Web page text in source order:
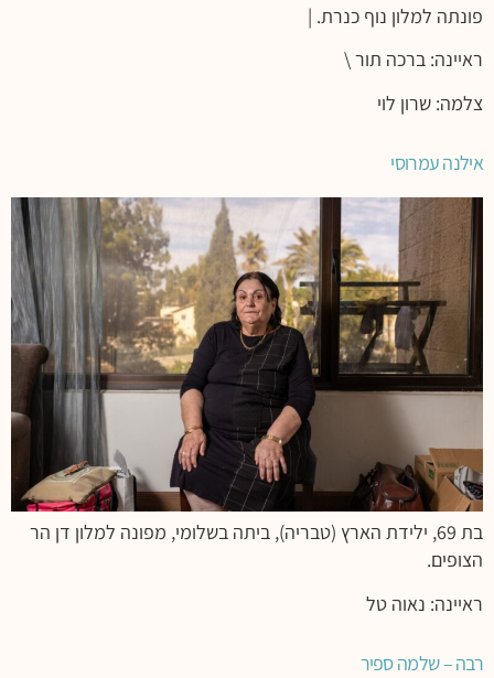
פונתה למלון נוף כנרת. |
ראיינה: ברכה תור \
צלמה: שרון לוי
אילנה עמרוסי
בת 69, ילידת הארץ (טבריה), ביתה בשלומי, מפונה למלון דן הר
הצופים.
ראיינה: נאוה טל
רבה – שלמה ספיר